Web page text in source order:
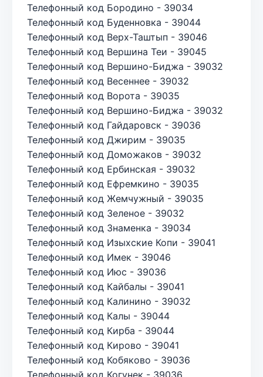
Телефонный код Бородино - 39034
Телефонный код Буденновка - 39044
Телефонный код Верх-Таштып - 39046
Телефонный код Вершина Теи - 39045
Телефонный код Вершино-Биджа - 39032
Телефонный код Весеннее - 39032
Телефонный код Ворота - 39035
Телефонный код Вершино-Биджа - 39032
Телефонный код Гайдаровск - 39036
Телефонный код Джирим - 39035
Телефонный код Доможаков - 39032
Телефонный код Ербинская - 39032
Телефонный код Ефремкино - 39035
Телефонный код Жемчужный - 39035
Телефонный код Зеленое - 39032
Телефонный код Знаменка - 39034
Телефонный код Изыхские Копи - 39041
Телефонный код Имек - 39046
Телефонный код Июс - 39036
Телефонный код Кайбалы - 39041
Телефонный код Калинино - 39032
Телефонный код Калы - 39044
Телефонный код Кирба - 39044
Телефонный код Кирово - 39041
Телефонный код Кобяково - 39036